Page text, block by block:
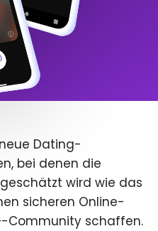
Dating-
bei denen die
wird wie das
sicheren Online-
Community schaffen.